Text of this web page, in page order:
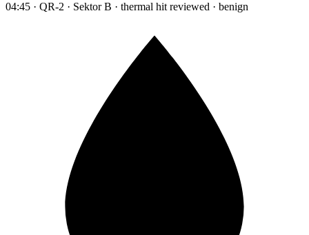
04:45 · QR-2 · Sektor B · thermal hit reviewed · benign